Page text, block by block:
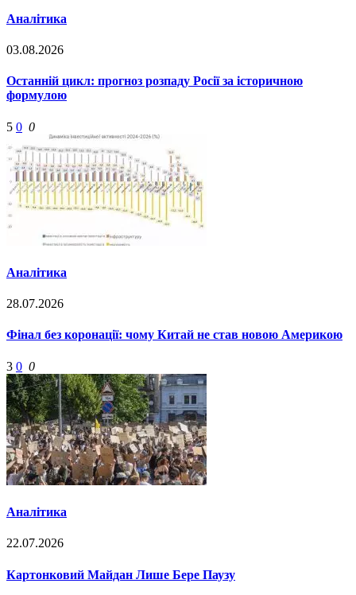
Аналітика
03.08.2026
Останній цикл: прогноз розпаду Росії за історичною
формулою
5 0 0
Аналітика
28.07.2026
Фінал без коронації: чому Китай не став новою Америкою
3 0 0
Аналітика
22.07.2026
Картонковий Майдан Лише Бере Паузу